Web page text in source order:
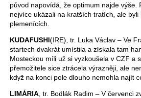
původ napovídá, že optimum najde výše.
nejvíce ukázali na kratších tratích, ale
plemenících.
KUDAFUSHI(IRE), tr. Luka Václav – Ve
startech dvakrát umístila a získala tam
Mosteckou míli už si vyzkoušela v CZF a
přemožitele sice ztrácela výrazněji, ale
když na konci pole dlouho nemohla najít
LIMÁRIA , tr. Bodlák Radim – V červenci